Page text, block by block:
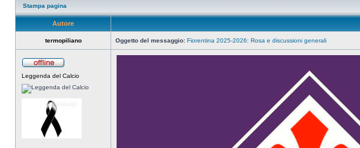
Stampa pagina
Autore
termopiliano Oggetto del messaggio: Fiorentina 2025-2026: Rosa e discussioni generali
Leggenda del Calcio